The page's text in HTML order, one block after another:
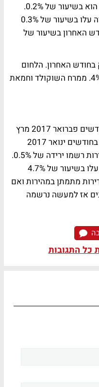
המדד ללא ירקות ופירות עלה אף הוא בשיעור של 0.2%.
המדד ללא דיור והמדד ללא אנרגיה עלו בשיעור של 0.3%
האחרון בשיעור של
בחודש האחרון. הלחום
הדיאטטי והבגט עלו בשיעור של 4%. ממרח השוקולד וחמאת
מהשוואת העסקאות שבוצעו בחודשים פברואר 2017 מרץ
2017 ,לעומת העסקאות שבוצעו בחודשים ינואר 2017
פברואר 2017 נמצא כי מחירי הדירות רשמו ירידה של 0.5%.
בהסתכלות שנתית מחירי הדירות עלו בשיעור של 4.7%
מתמתן במהירות ואם
האחרונים אז למעשה נרשמה
כל התגובות